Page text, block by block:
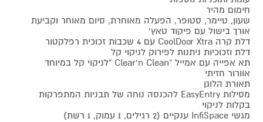
חימום מהיר
שעון, טיימר, סטופר, הפעלה מאוחרת, סיום מאוחר וקביעת
אורך בישול עם פיקוד טאץ'
דלת קרה CoolDoor Xtra עם 4 שכבות זכוכית רפלקטור
דלת וזכוכיות ניתנות לפירוק לניקוי קל
תא אפייה עם אמייל “Clear'n Clean “לניקוי קל במיוחד
אוורור חזיתי
תאורת הלוגן
מסילות EasyEntry להכנסה נוחה של תבניות המתפרקות
בקלות לניקוי
מגשי InfiSpace ענקיים (2 רגילים, 1 עמוק, 1 רשת)